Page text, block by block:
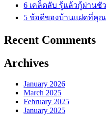
6 เคล็ดลับ รู้แล้วกู้ผ่านชั
5 ข้อดีของบ้านแฝดที่คุณ
Recent Comments
Archives
January 2026
March 2025
February 2025
January 2025